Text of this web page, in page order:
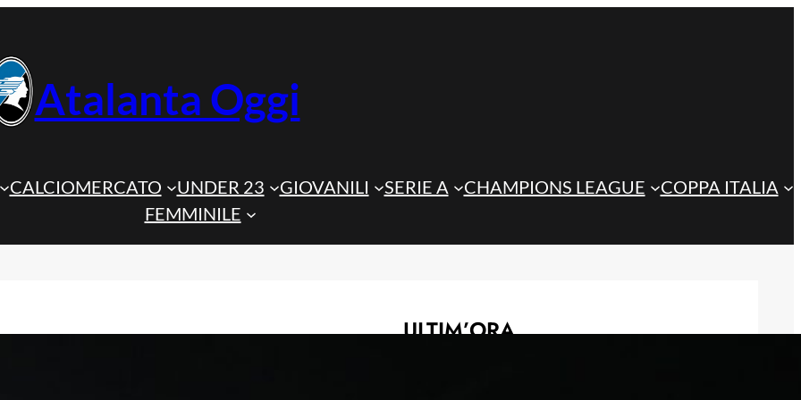
Atalanta Oggi
CALCIOMERCATO UNDER 23 GIOVANILI SERIE A CHAMPIONS LEAGUE
COPPA ITALIA
FEMMINILE
ULTIM’ORA